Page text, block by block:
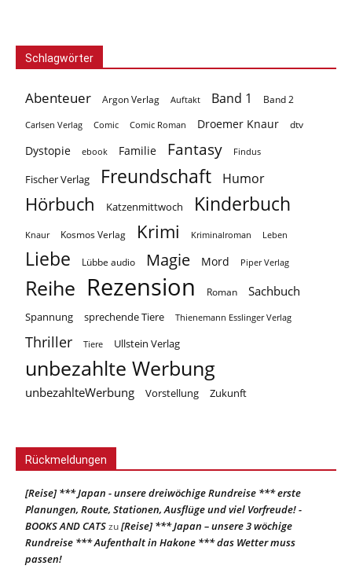
Schlagwörter
Abenteuer Argon Verlag Auftakt Band 1 Band 2
Carlsen Verlag Comic Comic Roman Droemer Knaur dtv
Dystopie ebook Familie Fantasy Findus
Fischer Verlag Freundschaft Humor
Hörbuch Katzenmittwoch Kinderbuch
Knaur Kosmos Verlag Krimi Kriminalroman Leben
Liebe Lübbe audio Magie Mord Piper Verlag
Reihe Rezension Roman Sachbuch
Spannung sprechende Tiere Thienemann Esslinger Verlag
Thriller Tiere Ullstein Verlag
unbezahlte Werbung
unbezahlteWerbung Vorstellung Zukunft
Rückmeldungen
[Reise] *** Japan - unsere dreiwöchige Rundreise *** erste
Planungen, Route, Stationen, Ausflüge und viel Vorfreude! -
BOOKS AND CATSzu[Reise] *** Japan – unsere 3 wöchige
Rundreise *** Aufenthalt in Hakone *** das Wetter muss
passen!